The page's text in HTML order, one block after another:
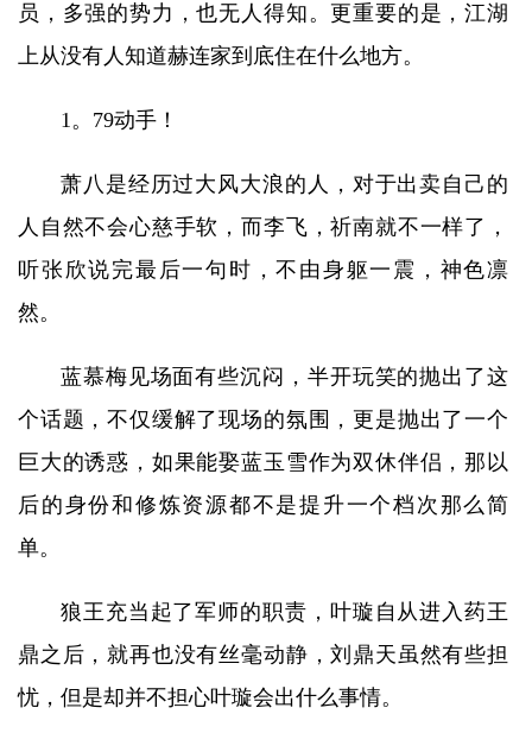
员，多强的势力，也无人得知。更重要的是，江湖
上从没有人知道赫连家到底住在什么地方。
1。79动手！
萧八是经历过大风大浪的人，对于出卖自己的
人自然不会心慈手软，而李飞，祈南就不一样了，
听张欣说完最后一句时，不由身躯一震，神色凛
然。
蓝慕梅见场面有些沉闷，半开玩笑的抛出了这
个话题，不仅缓解了现场的氛围，更是抛出了一个
巨大的诱惑，如果能娶蓝玉雪作为双休伴侣，那以
后的身份和修炼资源都不是提升一个档次那么简
单。
狼王充当起了军师的职责，叶璇自从进入药王
鼎之后，就再也没有丝毫动静，刘鼎天虽然有些担
忧，但是却并不担心叶璇会出什么事情。